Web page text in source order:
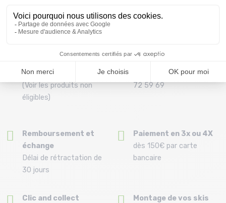
69.00 €
(Voir les produits non
éligibles)
Par téléphone au 04 79
72 59 69
Remboursement et
échange
Délai de rétractation de
30 jours
Paiement en 3x ou 4X
dès 150€ par carte
bancaire
Clic and collect
Montage de vos skis